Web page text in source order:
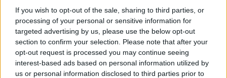
If you wish to opt-out of the sale, sharing to third parties, or
processing of your personal or sensitive information for
targeted advertising by us, please use the below opt-out
section to confirm your selection. Please note that after your
opt-out request is processed you may continue seeing
interest-based ads based on personal information utilized by
us or personal information disclosed to third parties prior to